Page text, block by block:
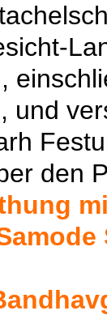
und
den